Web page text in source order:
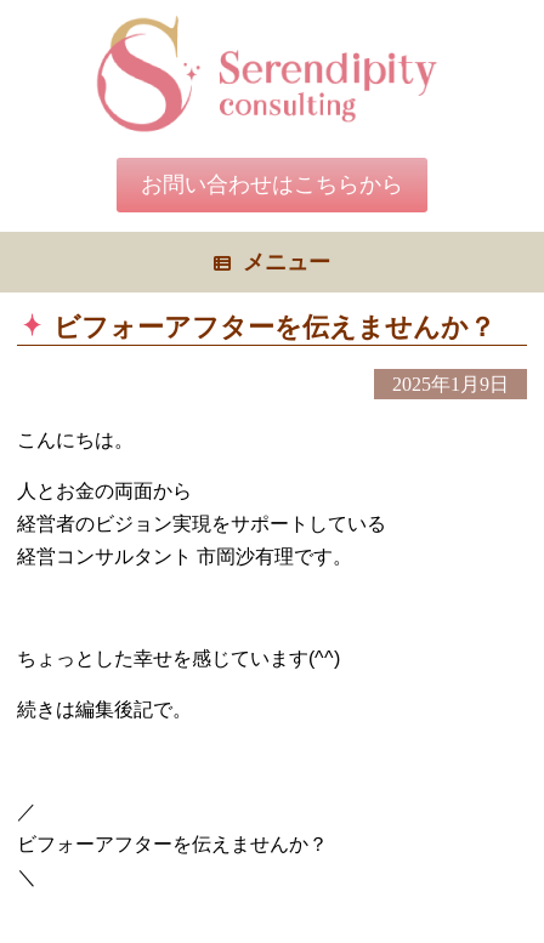
お問い合わせはこちらから
メニュー
ビフォーアフターを伝えませんか？
2025年1月9日
こんにちは。
人とお金の両面から
経営者のビジョン実現をサポートしている
経営コンサルタント 市岡沙有理です。
ちょっとした幸せを感じています(^^)
続きは編集後記で。
／
ビフォーアフターを伝えませんか？
＼